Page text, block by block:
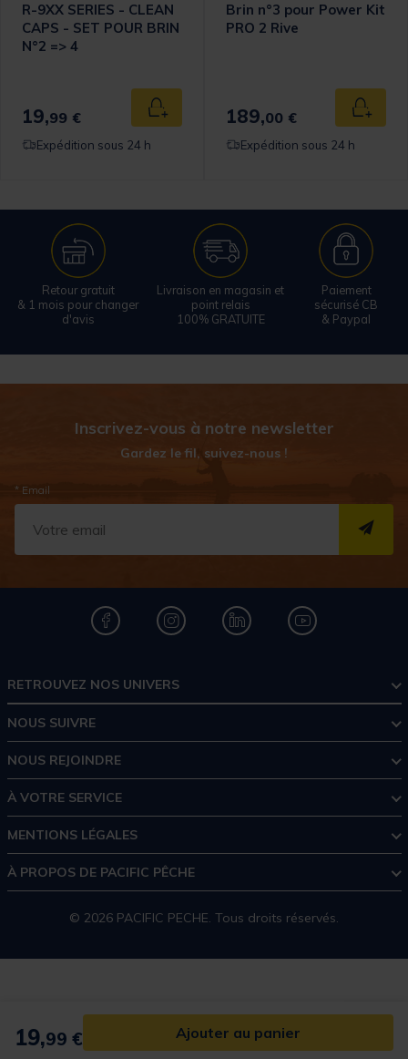
19,99 € Ajouter au panier
panier
R-9XX SERIES - CLEAN
CAPS - SET POUR BRIN
N°2 => 4
19,99 € Ajouter au panier
Expédition sous 24 h
Brin n°3 pour Power Kit
PRO 2 Rive
189,00 €
Expédition sous 24 h
Retour gratuit
& 1 mois pour changer
d'avis
Livraison en magasin et
point relais
100% GRATUITE
Paiement
sécurisé CB
& Paypal
Inscrivez-vous à notre newsletter
Gardez le fil, suivez-nous !
* Email
RETROUVEZ NOS UNIVERS
NOUS SUIVRE
NOUS REJOINDRE
À VOTRE SERVICE
MENTIONS LÉGALES
À PROPOS DE PACIFIC PÊCHE
© 2026 PACIFIC PECHE. Tous droits réservés.